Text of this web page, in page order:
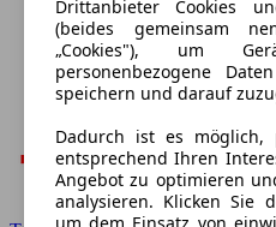
Drittanbieter Cookies
(beides gemeinsam
„Cookies"), um
personenbezogene
speichern und darauf
Dadurch ist es möglich,
entsprechend Ihren
Angebot zu optimieren
analysieren. Klicken Sie